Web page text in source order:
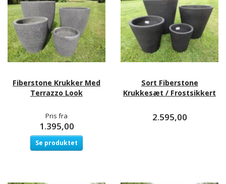
Fiberstone Krukker Med
Terrazzo Look
Pris fra
1.395,00
Se produktet
Sort Fiberstone
Krukkesæt / Frostsikkert
2.595,00